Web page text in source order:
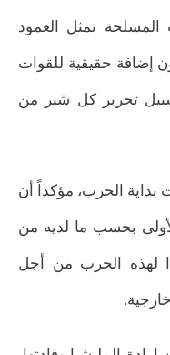
المسلحة تمثل العمود
إضافة حقيقية للقوات
تحرير كل شبر من
بداية الحرب، مؤكداً أن
بحسب ما لديه من
لهذه الحرب من أجل